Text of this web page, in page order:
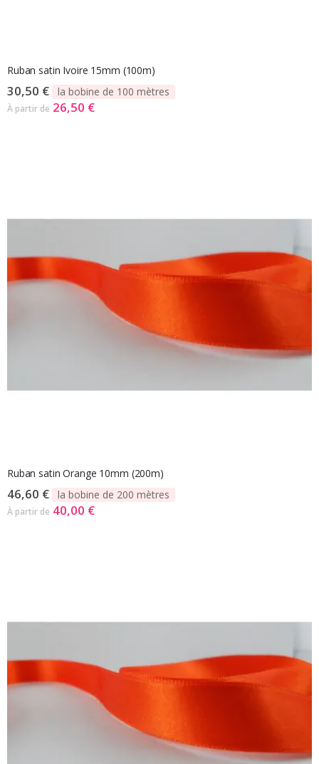
Ruban satin Ivoire 15mm (100m)
30,50 € la bobine de 100 mètres
À partir de 26,50 €
Ruban satin Orange 10mm (200m)
46,60 € la bobine de 200 mètres
À partir de 40,00 €